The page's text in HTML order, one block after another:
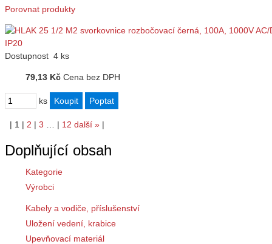
Porovnat produkty
Dostupnost 4 ks
79,13 Kč Cena bez DPH
ks
| 1 | 2 | 3 | 12 další » |
Doplňující obsah
Kategorie
Výrobci
Kabely a vodiče, příslušenství
Uložení vedení, krabice
Upevňovací materiál